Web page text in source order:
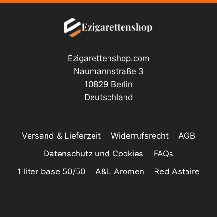
auf
der
Produktseite
werden
Ezigarettenshop.com
Naumannstraße 3
10829 Berlin
Deutschland
Versand & Lieferzeit Widerrufsrecht
AGB
Datenschutz und Cookies
FAQs
1 liter base 50/50
A&L Aromen Red Astaire